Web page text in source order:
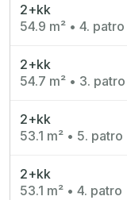
2+kk
54.9 m² • 4. patro
2+kk
54.7 m² • 3. patro
2+kk
53.1 m² • 5. patro
2+kk
53.1 m² • 4. patro